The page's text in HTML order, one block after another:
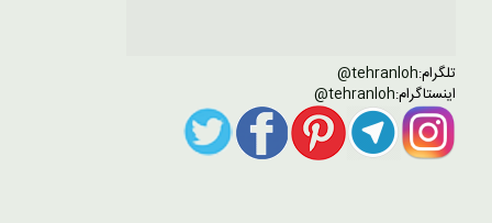
تلگرام:tehranloh@
اینستاگرام:tehranloh@